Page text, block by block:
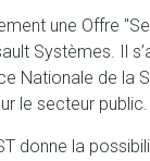
une Offre
Systèmes. Il
Nationale de la
le secteur public.
donne la